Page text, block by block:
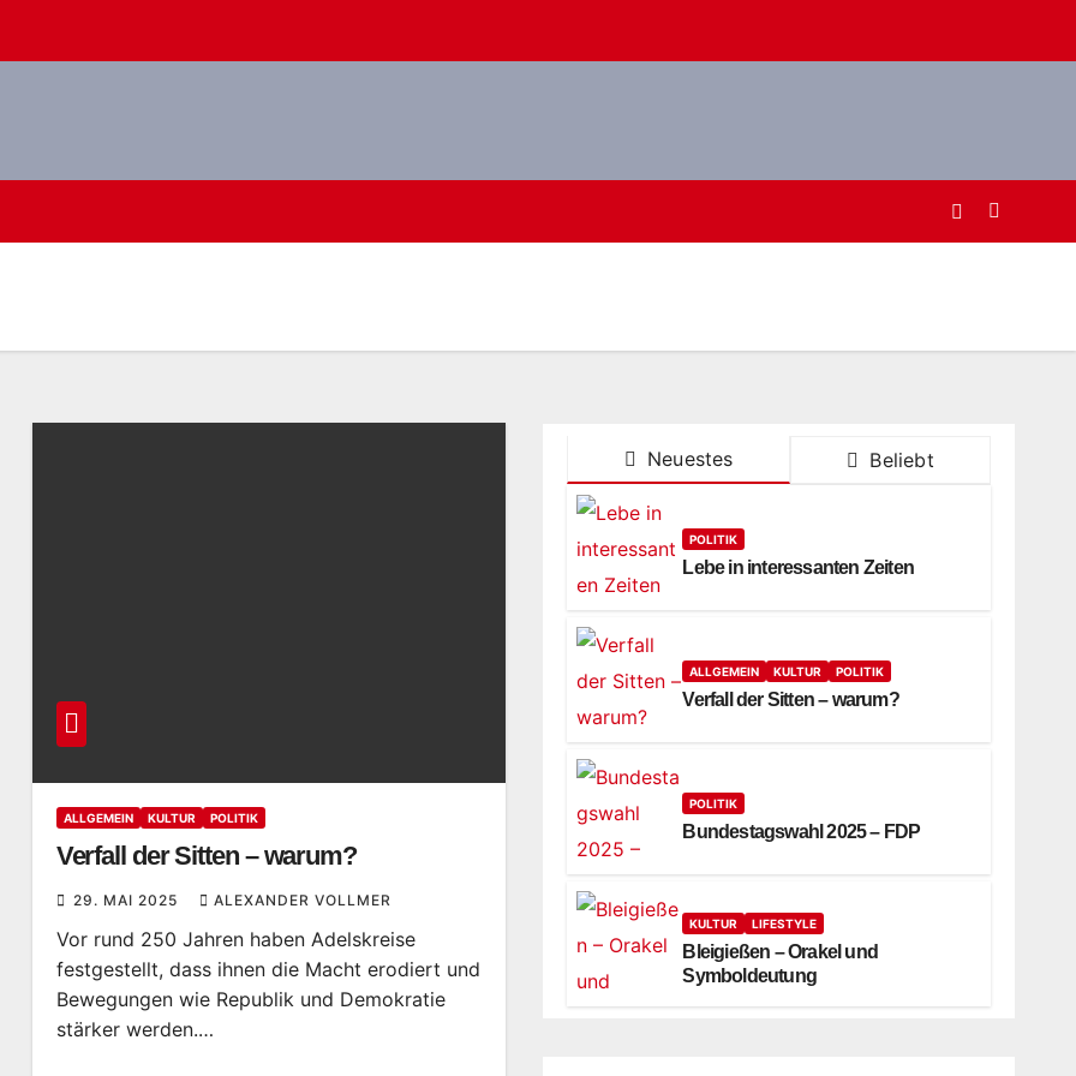
ALLGEMEIN KULTUR POLITIK
Verfall der Sitten – warum?
29. MAI 2025 ALEXANDER VOLLMER
Vor rund 250 Jahren haben Adelskreise
festgestellt, dass ihnen die Macht erodiert und
Bewegungen wie Republik und Demokratie
stärker werden.…
Neuestes Beliebt
POLITIK
Lebe in interessanten Zeiten
ALLGEMEIN KULTUR POLITIK
Verfall der Sitten – warum?
POLITIK
Bundestagswahl 2025 – FDP
KULTUR LIFESTYLE
Bleigießen – Orakel und
Symboldeutung